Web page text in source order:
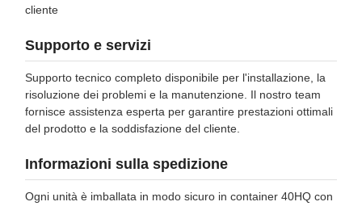
cliente
Supporto e servizi
Supporto tecnico completo disponibile per l'installazione, la
risoluzione dei problemi e la manutenzione. Il nostro team
fornisce assistenza esperta per garantire prestazioni ottimali
del prodotto e la soddisfazione del cliente.
Informazioni sulla spedizione
Ogni unità è imballata in modo sicuro in container 40HQ con